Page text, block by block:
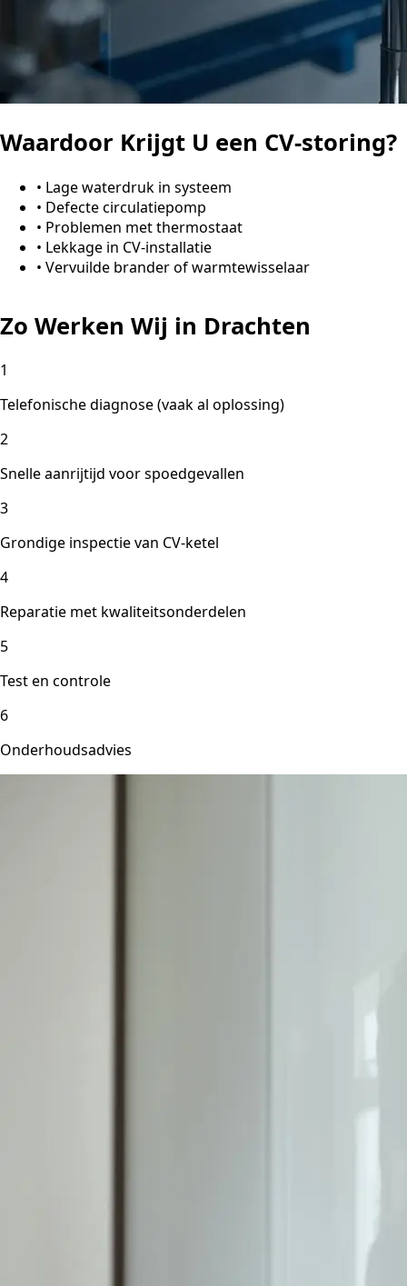
Waardoor Krijgt U een CV-storing?
• Lage waterdruk in systeem
• Defecte circulatiepomp
• Problemen met thermostaat
• Lekkage in CV-installatie
• Vervuilde brander of warmtewisselaar
Zo Werken Wij in Drachten
1
Telefonische diagnose (vaak al oplossing)
2
Snelle aanrijtijd voor spoedgevallen
3
Grondige inspectie van CV-ketel
4
Reparatie met kwaliteitsonderdelen
5
Test en controle
6
Onderhoudsadvies